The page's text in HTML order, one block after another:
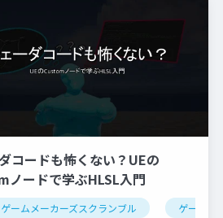
コードも怖くない？UEの
ノードで学ぶHLSL入門
ゲームメーカーズスクランブル ゲーム制作